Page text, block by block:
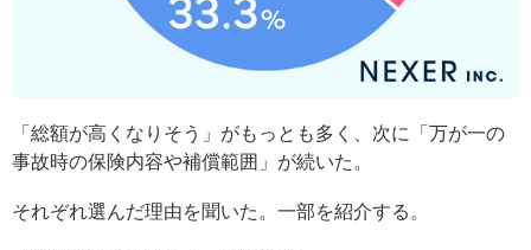
「総額が高くなりそう」がもっとも多く、次に「万が一の
事故時の保険内容や補償範囲」が続いた。
それぞれ選んだ理由を聞いた。一部を紹介する。